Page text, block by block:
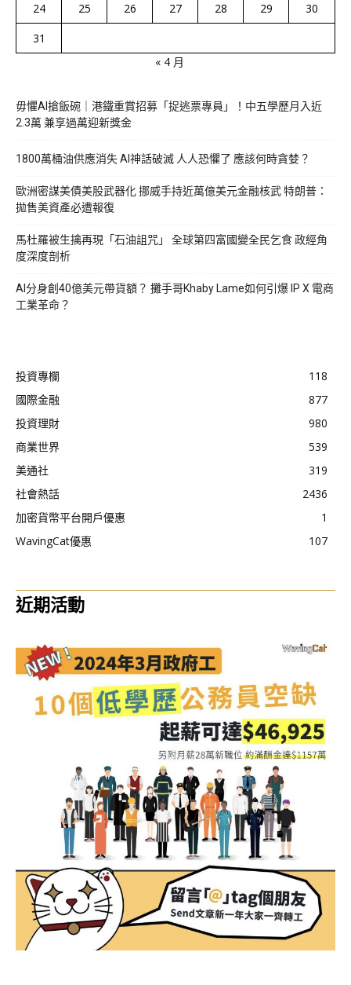
24
25 26 27 28 29
30
31
« 4 月
毋懼AI搶飯碗｜港鐵重賞招募「捉逃票專員」！中五學歷月入近
2.3萬 兼享過萬迎新獎金
1800萬桶油供應消失 AI神話破滅 人人恐懼了 應該何時貪婪？
歐洲密謀美債美股武器化 挪威手持近萬億美元金融核武 特朗普：
拋售美資產必遭報復
馬杜羅被生擒再現「石油詛咒」 全球第四富國變全民乞食 政經角
度深度剖析
AI分身創40億美元帶貨額？ 攤手哥Khaby Lame如何引爆 IP X 電商
工業革命？
投資專欄
118
國際金融
877
投資理財
980
商業世界
539
美通社
319
社會熱話
2436
加密貨幣平台開戶優惠
1
WavingCat優惠
107
近期活動